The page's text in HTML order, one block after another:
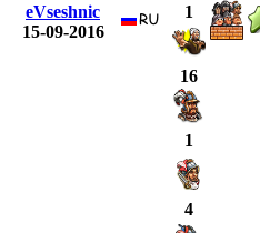
eVseshnic
15-09-2016
1
16
1
4